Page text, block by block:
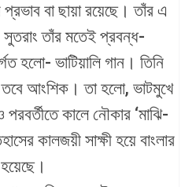
বা ছায়া রয়েছে। তাঁর এ
তাঁর মতেই প্রবন্ধ-
হলো- ভাটিয়ালি গান। তিনি
তবে আংশিক। তা হলো, ভাটমুখে
পরবর্তীতে কালে নৌকার ‘মাঝি-
কালজয়ী সাক্ষী হয়ে বাংলার